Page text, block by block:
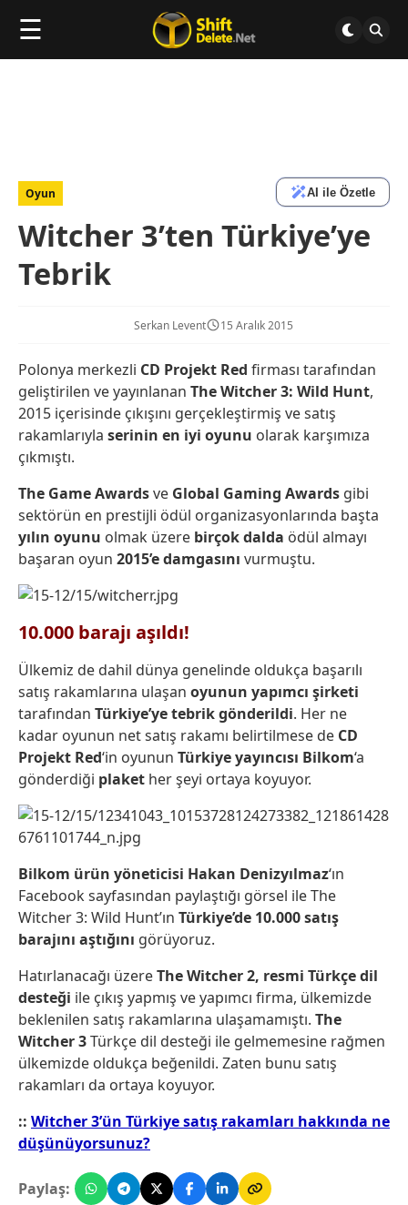
☰
Oyun AI ile Özetle
Witcher 3’ten Türkiye’ye
Tebrik
Serkan Levent 15 Aralık 2015
Polonya merkezli CD Projekt Red firması tarafından
geliştirilen ve yayınlanan The Witcher 3: Wild Hunt,
2015 içerisinde çıkışını gerçekleştirmiş ve satış
rakamlarıyla serinin en iyi oyunu olarak karşımıza
çıkmıştı.
The Game Awardsve Global Gaming Awards gibi
sektörün en prestijli ödül organizasyonlarında başta
yılın oyunu olmak üzere birçokdalda ödül almayı
başaran oyun 2015’e damgasını vurmuştu.
10.000 barajı aşıldı!
Ülkemiz de dahil dünya genelinde oldukça başarılı
satış rakamlarına ulaşan oyunun yapımcı şirketi
tarafından Türkiye’ye tebrik gönderildi. Her ne
kadar oyunun net satış rakamı belirtilmese de CD
Projekt Red‘in oyunun Türkiyeyayıncısı Bilkom‘a
gönderdiği plaket her şeyi ortaya koyuyor.
Bilkom ürün yöneticisi Hakan Denizyılmaz‘ın
Facebook sayfasından paylaştığı görsel ile The
Witcher 3: Wild Hunt’ın Türkiye’de 10.000 satış
barajını aştığını görüyoruz.
Hatırlanacağı üzereThe Witcher 2, resmi Türkçe dil
desteği ile çıkış yapmış ve yapımcı firma, ülkemizde
beklenilen satış rakamlarına ulaşamamıştı. The
Witcher 3Türkçe dil desteği ile gelmemesine rağmen
ülkemizde oldukça beğenildi. Zaten bunu satış
rakamları da ortaya koyuyor.
:: Witcher 3’ün Türkiye satış rakamları hakkında ne
düşünüyorsunuz?
Paylaş: